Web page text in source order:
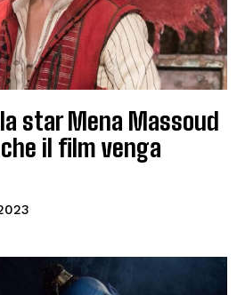
star Mena Massoud
il film venga